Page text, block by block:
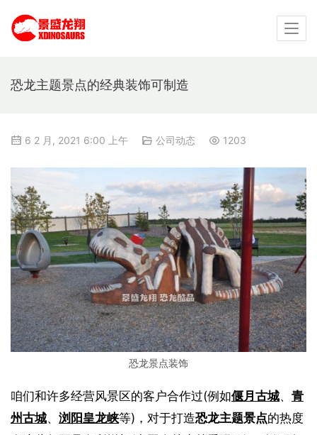
恐龙主题景点的经典装饰可制造
6 2 月, 2021 6:00 上午 公司动态 1203
恐龙景点装饰
咱们和许多经营风景区的客户合作过(例如偃月古城、 青
州古城、 浏阳皇龙峡等)，对于打造恐龙主题景点的热度